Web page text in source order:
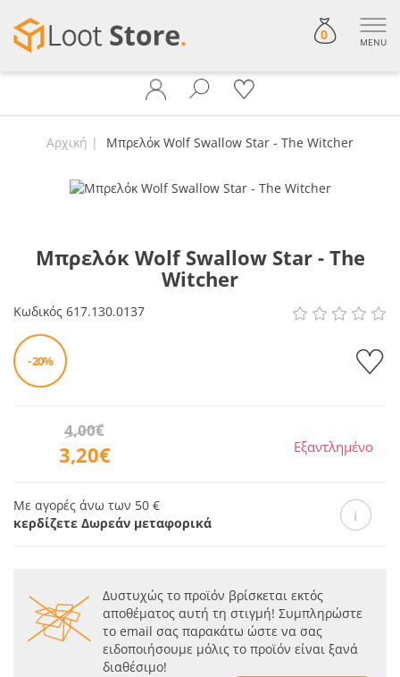
0 MENU
Αρχική Μπρελόκ Wolf Swallow Star - The Witcher
Μπρελόκ Wolf Swallow Star - The
Witcher
Κωδικός 617.130.0137
- 20%
3,20€
4,00€
Εξαντλημένο
Με αγορές άνω των 50 €
κερδίζετε Δωρεάν μεταφορικά
Δυστυχώς το προϊόν βρίσκεται εκτός
αποθέματος αυτή τη στιγμή! Συμπληρώστε
το email σας παρακάτω ώστε να σας
ειδοποιήσουμε μόλις το προϊόν είναι ξανά
διαθέσιμο!